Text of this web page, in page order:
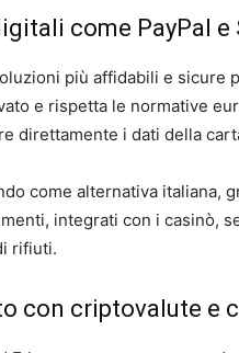
come PayPal e
più affidabili e sicure
e rispetta le normative
direttamente i dati della
come alternativa italiana,
integrati con i casinò,
rifiuti.
con criptovalute e